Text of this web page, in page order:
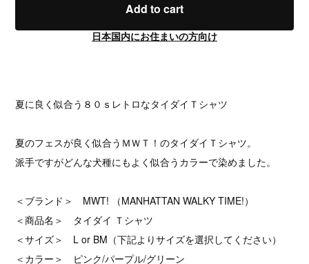
Add to cart
日本国内にお住まいの方向け
夏に良く似合う８０ｓレトロなタイダイＴシャツ
夏のフェスが良く似合うＭＷＴ！のタイダイＴシャツ。
派手ですがどんな犬種にもよく似合うカラーで染めました。
＜ブランド＞ MWT! （MANHATTAN WALKY TIME!）
＜商品名＞ タイダイ Ｔシャツ
＜サイズ＞ L or BM（下記よりサイズを選択してください）
＜カラー＞ ピンク/パープル/グリーン